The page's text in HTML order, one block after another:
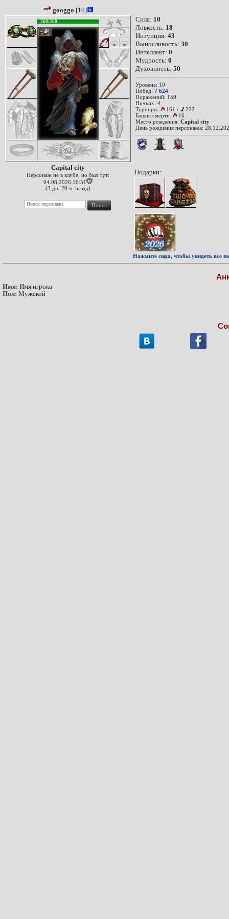
googgo [10]
260/260
Capital city
Персонаж не в клубе, но был тут:
04.08.2026 16:51
(3 дн. 20 ч. назад)
Сила: 10
Ловкость: 18
Интуиция: 43
Выносливость: 30
Интеллект: 0
Мудрость: 0
Духовность: 50
Уровень: 10
Побед: 7 624
Поражений: 159
Ничьих: 4
Турниры:
161 /
222
Башня смерти:
16
Место рождения: Capital city
День рождения персонажа:
Подарки:
Нажмите сюда, чтобы увидеть все
Имя: Имя игрока
Пол: Мужской